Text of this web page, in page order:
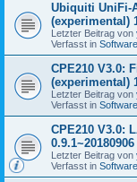
Ubiquiti UniFi-
(experimental)
Letzter Beitrag von
Verfasst in Software
CPE210 V3.0:
(experimental)
Letzter Beitrag von
Verfasst in Software
CPE210 V3.0:
0.9.1~20180906
Letzter Beitrag von
Verfasst in Software